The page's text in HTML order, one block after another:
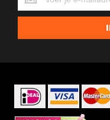
de
laatste